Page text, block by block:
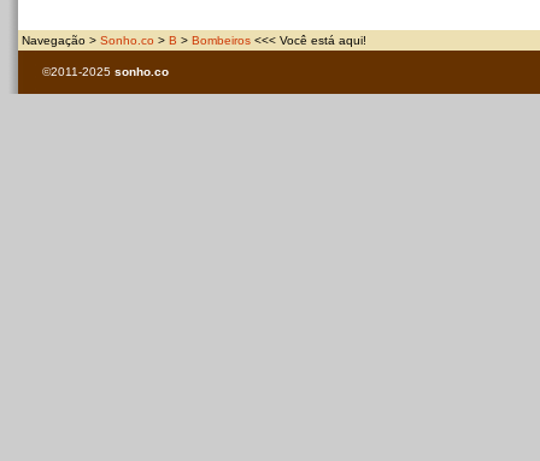
Navegação > Sonho.co > B > Bombeiros <<< Você está aqui!
©2011-2025 sonho.co